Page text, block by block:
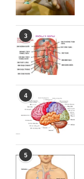
3
4
5